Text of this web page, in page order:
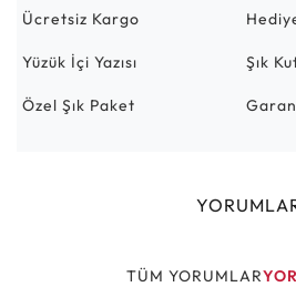
Ücretsiz Kargo
Yüzük İçi Yazısı Şık
Özel Şık Paket
TÜM YORUMLAR